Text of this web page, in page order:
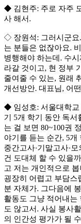
◆ 김현주: 주로 자주
사 해서.
◇ 장원석: 그러시군요
는 분들은 없잖아요.
병행해야 하는데. 수
라갈 것이고, 현 정부
줄여줄 수 있는, 원래
개선방안. 대표님, 어
◆ 임성호: 서울대학교
기 5개 학기 동안 독
는 걸 보면 80~100권
야기를 듣는 순간, 5개
중간고사·기말고사·
건 도대체 할 수 있을
고 저는 개인적으로
굉장히 어렵고 부담스
분 자체가. 그다음에
활동도 그냥 적어내는
도 않고서. 사실 봉사
의 인간성 평가가 될